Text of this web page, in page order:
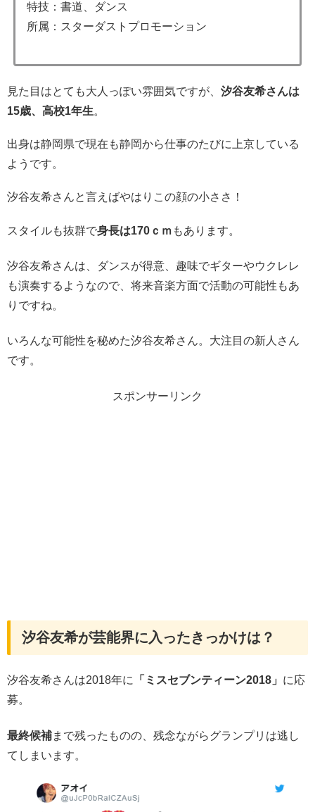
特技：書道、ダンス
所属：スターダストプロモーション
見た目はとても大人っぽい雰囲気ですが、 汐谷友希さんは
15歳、高校1年生。
出身は静岡県で現在も静岡から仕事のたびに上京している
ようです。
汐谷友希さんと言えばやはりこの顔の小ささ！
スタイルも抜群で身長は170ｃｍ もあります。
汐谷友希さんは、ダンスが得意、趣味でギターやウクレレ
も演奏するようなので、将来音楽方面で活動の可能性もあ
りですね。
いろんな可能性を秘めた汐谷友希さん。大注目の新人さん
です。
スポンサーリンク
汐谷友希が芸能界に入ったきっかけは？
汐谷友希さんは2018年に 「ミスセブンティーン2018」 に応
募。
最終候補まで残ったものの、残念ながらグランプリは逃し
てしまいます。